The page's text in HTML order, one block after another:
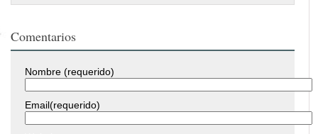
Comentarios
Nombre (requerido)
Email(requerido)